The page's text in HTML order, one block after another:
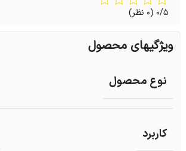
0/5 (0 نظر)
ویژگیهای محصول
نوع محصول
کاربرد